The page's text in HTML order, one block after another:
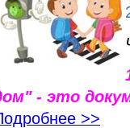
- это
>>